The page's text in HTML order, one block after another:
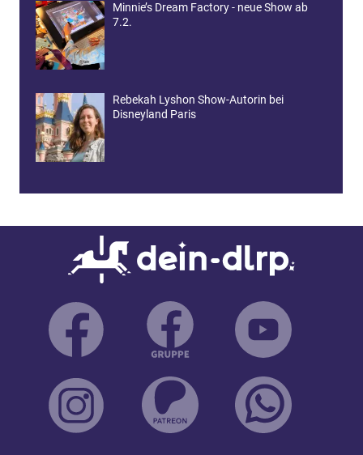
Minnie’s Dream Factory - neue Show ab
7.2.
Rebekah Lyshon Show-Autorin bei
Disneyland Paris